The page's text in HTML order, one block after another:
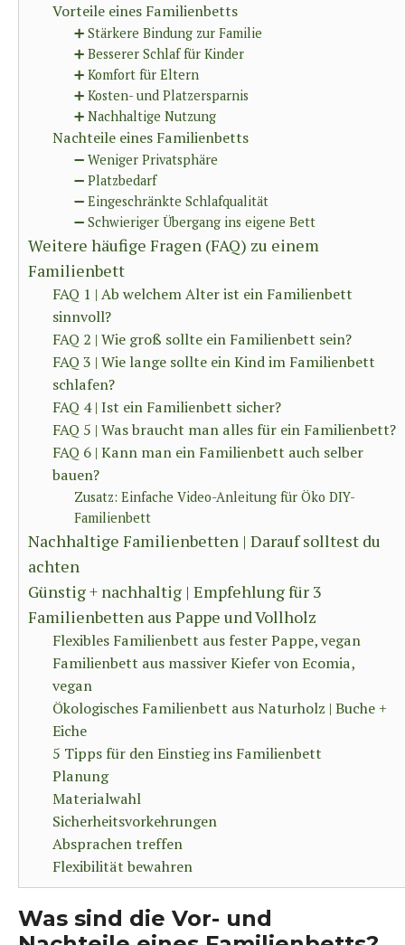
Vorteile eines Familienbetts
➕ Stärkere Bindung zur Familie
➕ Besserer Schlaf für Kinder
➕ Komfort für Eltern
➕ Kosten- und Platzersparnis
➕ Nachhaltige Nutzung
Nachteile eines Familienbetts
➖ Weniger Privatsphäre
➖ Platzbedarf
➖ Eingeschränkte Schlafqualität
➖ Schwieriger Übergang ins eigene Bett
Weitere häufige Fragen (FAQ) zu einem
Familienbett
FAQ 1 | Ab welchem Alter ist ein Familienbett
sinnvoll?
FAQ 2 | Wie groß sollte ein Familienbett sein?
FAQ 3 | Wie lange sollte ein Kind im Familienbett
schlafen?
FAQ 4 | Ist ein Familienbett sicher?
FAQ 5 | Was braucht man alles für ein Familienbett?
FAQ 6 | Kann man ein Familienbett auch selber
bauen?
Zusatz: Einfache Video-Anleitung für Öko DIY-
Familienbett
Nachhaltige Familienbetten | Darauf solltest du
achten
Günstig + nachhaltig | Empfehlung für 3
Familienbetten aus Pappe und Vollholz
Flexibles Familienbett aus fester Pappe, vegan
Familienbett aus massiver Kiefer von Ecomia,
vegan
Ökologisches Familienbett aus Naturholz | Buche +
Eiche
5 Tipps für den Einstieg ins Familienbett
Planung
Materialwahl
Sicherheitsvorkehrungen
Absprachen treffen
Flexibilität bewahren
Was sind die Vor- und